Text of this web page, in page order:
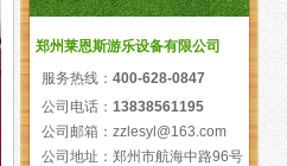
郑州莱恩斯游乐设备有限公司
服务热线： 400-628-0847
公司电话： 13838561195
公司邮箱：zzlesyl@163.com
公司地址：郑州市航海中路96号